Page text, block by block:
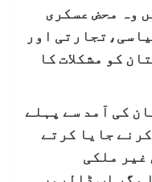
وہ محض عسکری
اور
کو مشکلات کا
کی آمد سے پہلے
جایا کرتے
غیر ملکی